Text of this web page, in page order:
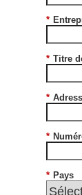
*
* Titre
*
*
* Pays